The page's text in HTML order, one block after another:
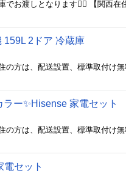
159L 2ドア 冷蔵庫
ー✨Hisense 家電セット
電セット